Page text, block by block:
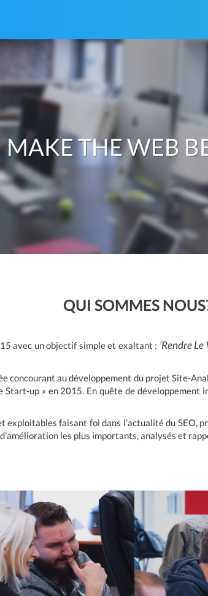
MAKE THE WEB
QUI SOMMES
avec un objectif simple et exaltant : ‘Rendre
concourant au développement du projet Site-
up » en 2015. En quête de
faisant foi dans l’actualité du SEO,
les plus importants, analysés et